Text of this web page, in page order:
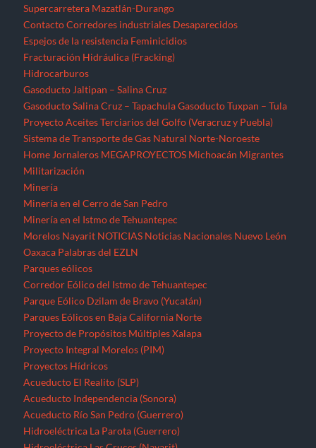
Supercarretera Mazatlán-Durango
Contacto Corredores industriales Desaparecidos
Espejos de la resistencia Feminicidios
Fracturación Hidráulica (Fracking)
Hidrocarburos
Gasoducto Jaltipan – Salina Cruz
Gasoducto Salina Cruz – Tapachula Gasoducto Tuxpan – Tula
Proyecto Aceites Terciarios del Golfo (Veracruz y Puebla)
Sistema de Transporte de Gas Natural Norte-Noroeste
Home Jornaleros MEGAPROYECTOS Michoacán Migrantes
Militarización
Minería
Minería en el Cerro de San Pedro
Minería en el Istmo de Tehuantepec
Morelos Nayarit NOTICIAS Noticias Nacionales Nuevo León
Oaxaca Palabras del EZLN
Parques eólicos
Corredor Eólico del Istmo de Tehuantepec
Parque Eólico Dzilam de Bravo (Yucatán)
Parques Eólicos en Baja California Norte
Proyecto de Propósitos Múltiples Xalapa
Proyecto Integral Morelos (PIM)
Proyectos Hídricos
Acueducto El Realito (SLP)
Acueducto Independencia (Sonora)
Acueducto Río San Pedro (Guerrero)
Hidroeléctrica La Parota (Guerrero)